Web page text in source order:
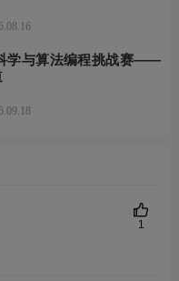
50‰
5‰
奖（奖牌、证书）、
学与算法编程挑战赛——
1